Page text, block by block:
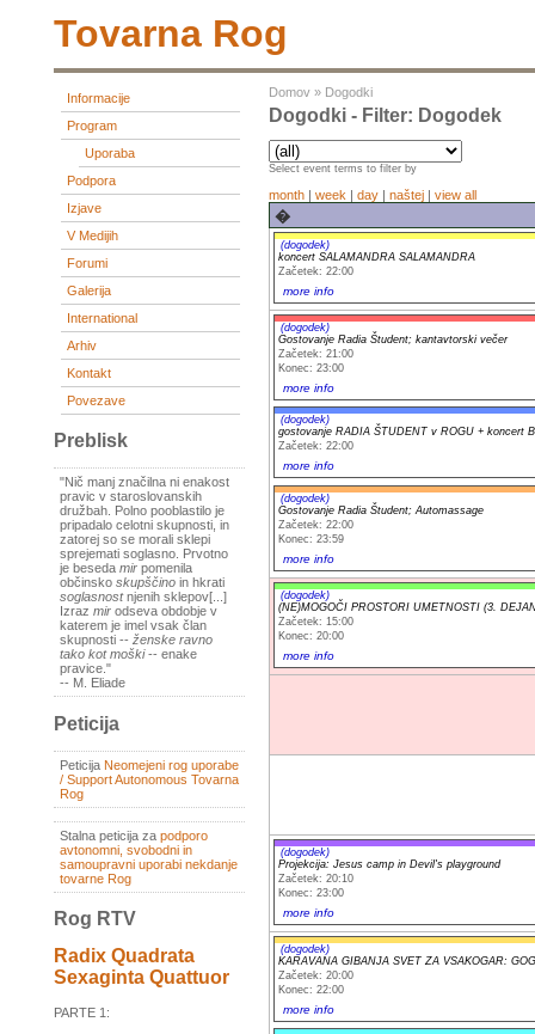
Tovarna Rog
Informacije
Program
Uporaba
Podpora
Izjave
V Medijih
Forumi
Galerija
International
Arhiv
Kontakt
Povezave
Preblisk
"Nič manj značilna ni enakost
pravic v staroslovanskih
družbah. Polno pooblastilo je
pripadalo celotni skupnosti, in
zatorej so se morali sklepi
sprejemati soglasno. Prvotno
je beseda mir pomenila
občinsko skupščino in hkrati
soglasnostnjenih sklepov[...]
Izraz mir odseva obdobje v
katerem je imel vsak član
skupnosti -- ženske ravno
tako kot moški-- enake
pravice."
-- M. Eliade
Peticija
Peticija Neomejeni rog uporabe
/ Support Autonomous Tovarna
Rog
Stalna peticija za podporo
avtonomni, svobodni in
samoupravni uporabi nekdanje
tovarne Rog
Rog RTV
Radix Quadrata
Sexaginta Quattuor
PARTE 1:
Domov » Dogodki
Dogodki - Filter: Dogodek
Select event terms to filter by
month | week | day | naštej | view all
�
(dogodek)
koncert SALAMANDRA SALAMANDRA
Začetek: 22:00
more info
(dogodek)
Gostovanje Radia Študent; kantavtorski večer
Začetek: 21:00
Konec: 23:00
more info
(dogodek)
gostovanje RADIA ŠTUDENT v ROGU + koncert
Začetek: 22:00
more info
(dogodek)
Gostovanje Radia Študent; Automassage
Začetek: 22:00
Konec: 23:59
more info
(dogodek)
(NE)MOGOČI PROSTORI UMETNOSTI (3.
Začetek: 15:00
Konec: 20:00
more info
(dogodek)
Projekcija: Jesus camp in Devil's playground
Začetek: 20:10
Konec: 23:00
more info
(dogodek)
KARAVANA GIBANJA SVET ZA VSAKOGAR:
Začetek: 20:00
Konec: 22:00
more info